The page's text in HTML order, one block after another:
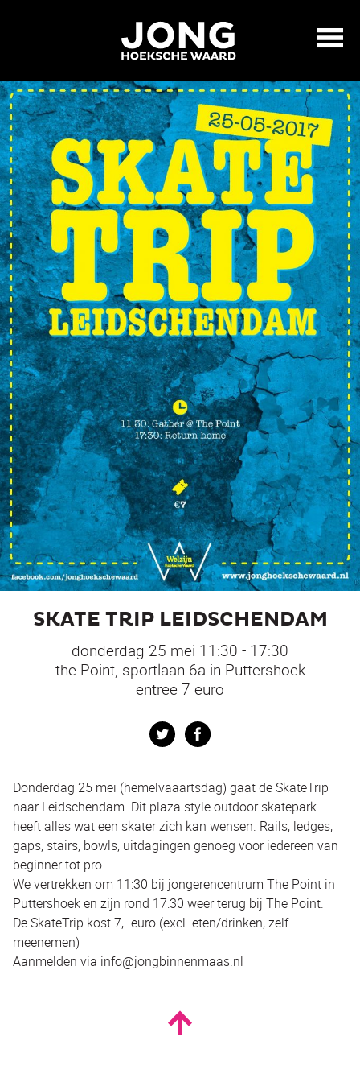
SKATE TRIP LEIDSCHENDAM
donderdag 25 mei 11:30 - 17:30
the Point, sportlaan 6a in Puttershoek
entree 7 euro
Twitter
Donderdag 25 mei (hemelvaaartsdag) gaat de SkateTrip
naar Leidschendam. Dit plaza style outdoor skatepark
heeft alles wat een skater zich kan wensen. Rails, ledges,
gaps, stairs, bowls, uitdagingen genoeg voor iedereen van
beginner tot pro.
We vertrekken om 11:30 bij jongerencentrum The Point in
Puttershoek en zijn rond 17:30 weer terug bij The Point.
De SkateTrip kost 7,- euro (excl. eten/drinken, zelf
meenemen)
Aanmelden via info@jongbinnenmaas.nl